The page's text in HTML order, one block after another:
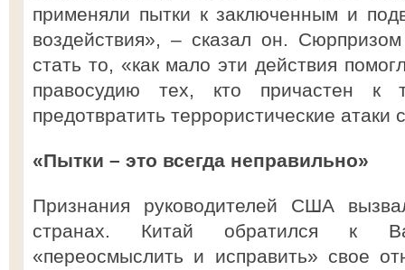
применяли пытки к заключенным и
воздействия», – сказал он.
стать то, «как мало эти действия
правосудию тех, кто причастен к
предотвратить террористические атаки
«Пытки – это всегда неправильно»
Признания руководителей США
странах. Китай обратился к
«переосмыслить и исправить» свое